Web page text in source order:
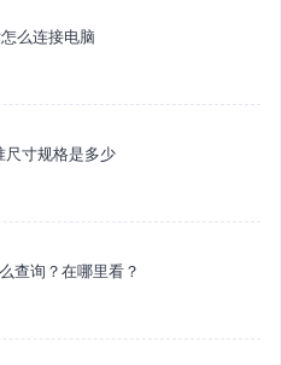
么连接电脑
寸规格是多少
查询？在哪里看？